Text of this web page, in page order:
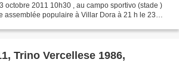
octobre 2011 10h30 , au campo sportivo (stade )
assemblée populaire à Villar Dora à 21 h le 23
Trino Vercellese 1986,